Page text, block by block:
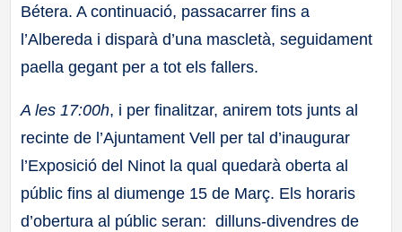
Bétera. A continuació, passacarrer fins a
l’Albereda i disparà d’una mascletà, seguidament
paella gegant per a tot els fallers.
A les 17:00h, i per finalitzar, anirem tots junts al
recinte de l’Ajuntament Vell per tal d’inaugurar
l’Exposició del Ninot la qual quedarà oberta al
públic fins al diumenge 15 de Març. Els horaris
d’obertura al públic seran: dilluns-divendres de